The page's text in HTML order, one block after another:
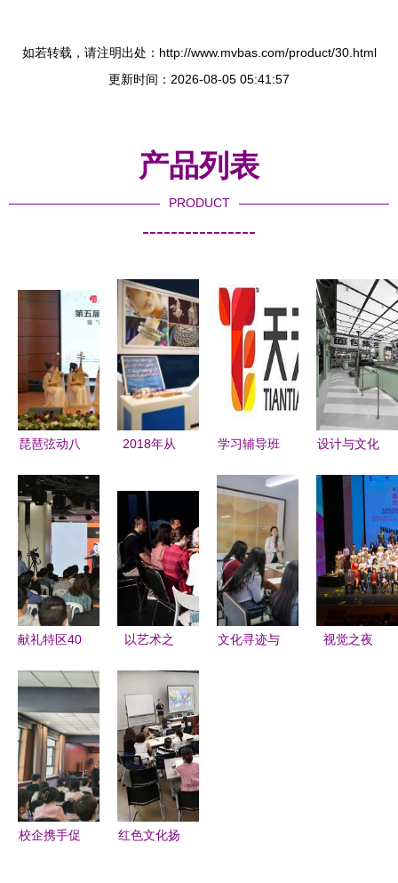
如若转载，请注明出处：http://www.mvbas.com/product/30.html
更新时间：2026-08-05 05:41:57
产品列表
PRODUCT
----------------
琵琶弦动八
奏响时代声
——第五届
辽源琵琶文
化艺术周
暨“辽源
杯”琵琶艺
圆满落幕
2018年从
绣工艺与现
代创意设计
应用系列培
训班圆满结
业
学习辅导班
好？2025
年十大品牌
排行榜深度
解析
设计与文化
州膨胀工厂
Paopao
Factory如
何通过空间
设计焕新品
牌形象
献礼特区40
与深圳 设
计之都 共
成长
以艺术之
春与奉献
《十年》主
创与支教志
愿者共话成
长
文化寻迹与
视觉之夜
校企携手促
红色文化扬